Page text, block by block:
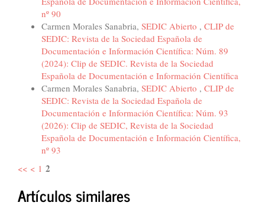
nº 90
Carmen Morales Sanabria, SEDIC Abierto , CLIP de
SEDIC: Revista de la Sociedad Española de
Documentación e Información Científica: Núm. 89
(2024): Clip de SEDIC. Revista de la Sociedad
Española de Documentación e Información Científica
Carmen Morales Sanabria, SEDIC Abierto , CLIP de
SEDIC: Revista de la Sociedad Española de
Documentación e Información Científica: Núm. 93
(2026): Clip de SEDIC, Revista de la Sociedad
Española de Documentación e Información Científica,
nº 93
<< < 1 2
Artículos similares